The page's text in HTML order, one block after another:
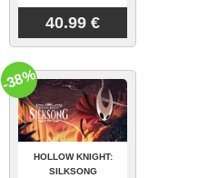
40.99 €
HOLLOW KNIGHT:
SILKSONG
-38%